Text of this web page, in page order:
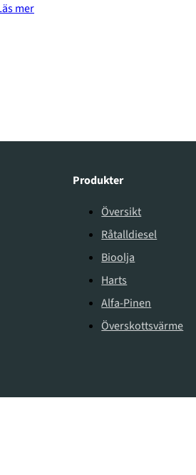
mer
Produkter
Översikt
Råtalldiesel
Bioolja
Harts
Alfa-Pinen
Överskottsvärme